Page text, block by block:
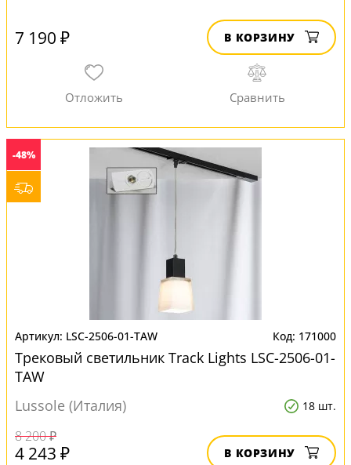
7 190 ₽ В КОРЗИНУ
-48%
LSC-2506-01-TAW 171000
Трековый светильник Track Lights LSC-2506-01-
TAW
Lussole (Италия)
18 шт.
8 200 ₽
4 243 ₽ В КОРЗИНУ